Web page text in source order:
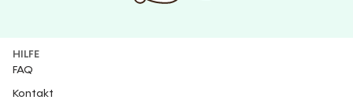
HILFE
FAQ
Kontakt